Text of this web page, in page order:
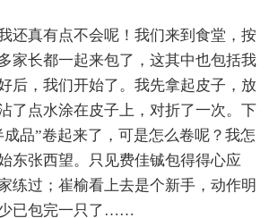
还真有点不会呢！我们来到食堂，按
家长都一起来包了，这其中也包括我
后，我们开始了。我先拿起皮子，放
了点水涂在皮子上，对折了一次。下
品”卷起来了，可是怎么卷呢？我怎
东张西望。只见费佳铖包得得心应
练过；崔榆看上去是个新手，动作明
已包完一只了……